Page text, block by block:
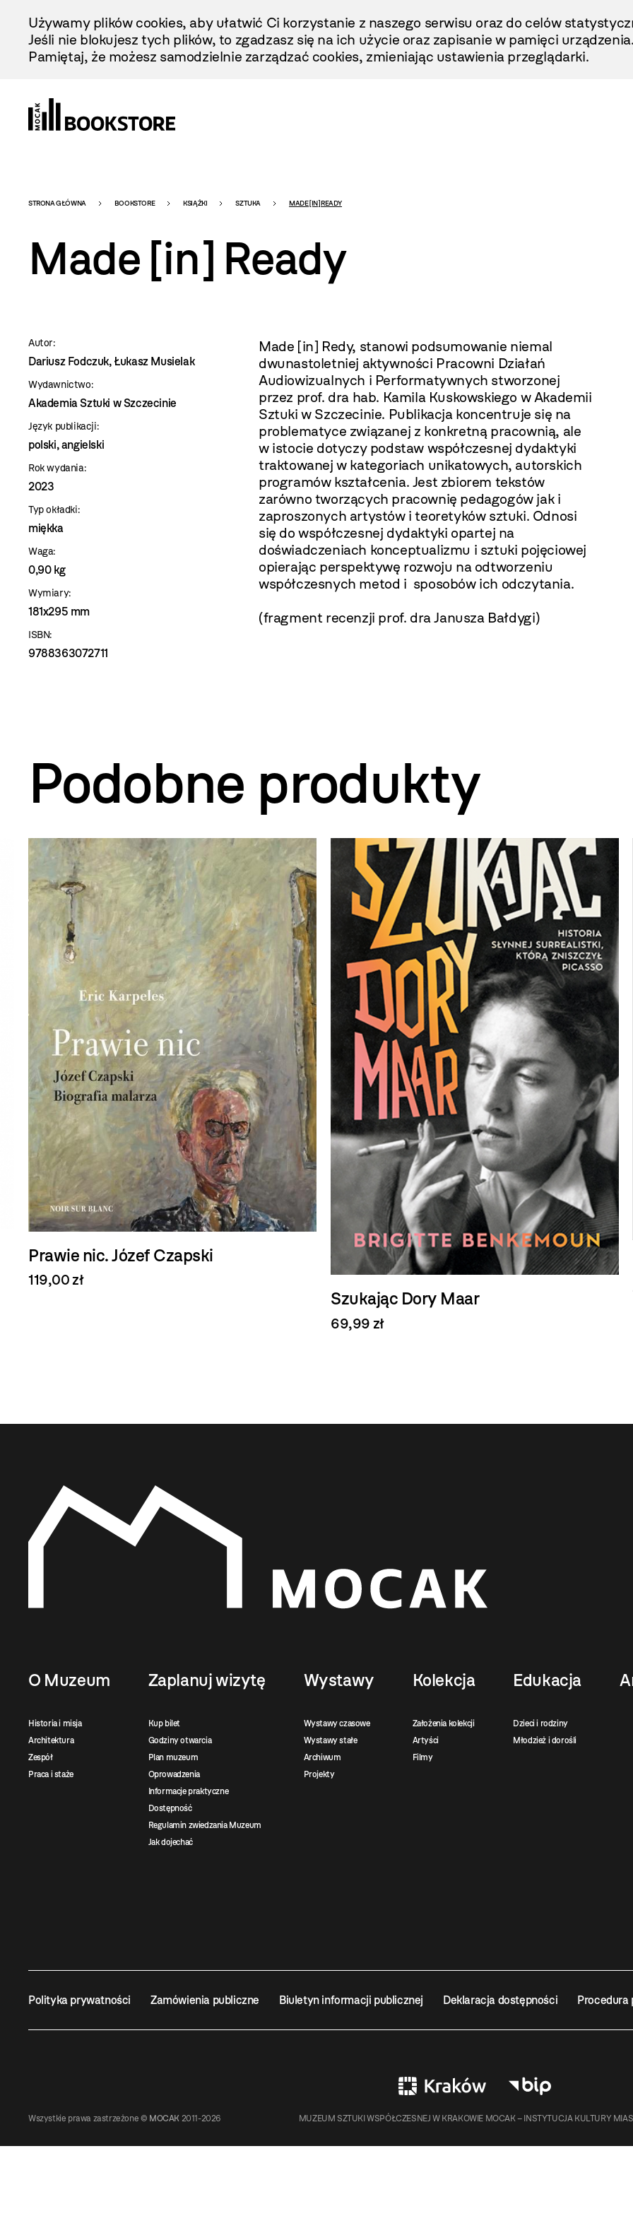
Treści
Używamy plików cookies, aby ułatwić Ci korzystanie z naszego serwisu oraz do celów
Jeśli nie blokujesz tych plików, to zgadzasz się na ich użycie oraz zapisanie w pamięci urządzenia.
Pamiętaj, że możesz samodzielnie zarządzać cookies, zmieniając ustawienia przeglądarki.
Bookstore
-
szablon
szczegóły
STRONA GŁÓWNA BOOKSTORE KSIĄŻKI SZTUKA MADE [IN] READY
Made [in] Ready
Autor:
Dariusz Fodczuk, Łukasz Musielak
Wydawnictwo:
Akademia Sztuki w Szczecinie
Język publikacji:
polski, angielski
Rok wydania:
2023
Typ okładki:
miękka
Waga:
0,90 kg
Wymiary:
181x295 mm
ISBN:
9788363072711
Made [in] Redy, stanowi podsumowanie niemal
dwunastoletniej aktywności Pracowni Działań
Audiowizualnych i Performatywnych stworzonej
przez prof. dra hab. Kamila Kuskowskiego w Akademii
Sztuki w Szczecinie. Publikacja koncentruje się na
problematyce związanej z konkretną pracownią, ale
w istocie dotyczy podstaw współczesnej dydaktyki
traktowanej w kategoriach unikatowych, autorskich
programów kształcenia. Jest zbiorem tekstów
zarówno tworzących pracownię pedagogów jak i
zaproszonych artystów i teoretyków sztuki. Odnosi
się do współczesnej dydaktyki opartej na
doświadczeniach konceptualizmu i sztuki pojęciowej
opierając perspektywę rozwoju na odtworzeniu
współczesnych metod i sposobów ich odczytania.
(fragment recenzji prof. dra Janusza Bałdygi)
Podobne produkty
Prawie nic. Józef Czapski
119,00 zł
Szukając Dory Maar
69,99 zł
O Muzeum
Historia i misja
Architektura
Zespół
Praca i staże
Zaplanuj wizytę
Kup bilet
Godziny otwarcia
Plan muzeum
Oprowadzenia
Informacje praktyczne
Dostępność
Regulamin zwiedzania Muzeum
Jak dojechać
Wystawy
Wystawy czasowe
Wystawy stałe
Archiwum
Projekty
Kolekcja
Założenia kolekcji
Artyści
Filmy
Edukacja
Dzieci i rodziny
Młodzież i dorośli
Polityka prywatności Zamówienia publiczne Biuletyn informacji publicznej Deklaracja dostępności Procedura
Wszystkie prawa zastrzeżone © MOCAK 2011-2026 MUZEUM SZTUKI WSPÓŁCZESNEJ W KRAKOWIE MOCAK – INSTYTUCJA KULTURY